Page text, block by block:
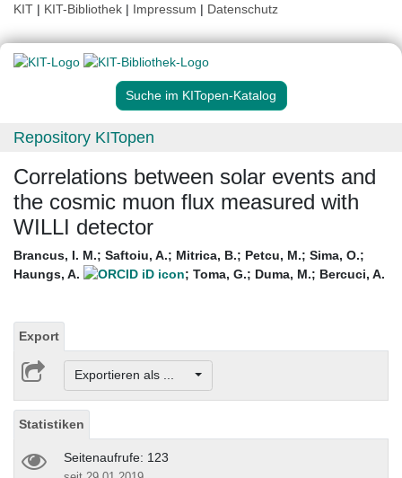
KIT | KIT-Bibliothek | Impressum | Datenschutz
Suche im KITopen-Katalog
Repository KITopen
Correlations between solar events and
the cosmic muon flux measured with
WILLI detector
Brancus, I. M.; Saftoiu, A.; Mitrica, B.; Petcu, M.; Sima, O.;
Haungs, A.
; Toma, G.; Duma, M.; Bercuci, A.
Export
Exportieren als ...
Statistiken
Seitenaufrufe: 123